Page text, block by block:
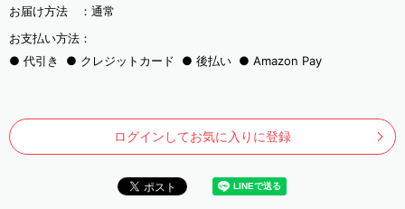
お届け方法 ： 通常
お支払い方法：
代引き
クレジットカード 後払い Amazon Pay
ログインしてお気に入りに登録